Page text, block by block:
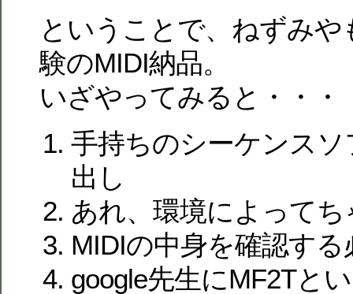
ということで、ねずみ
験のMIDI納品。
いざやってみると・・・
手持ちのシーケンス
出し
あれ、環境によって
MIDIの中身を確認す
google先生にMF2Tと